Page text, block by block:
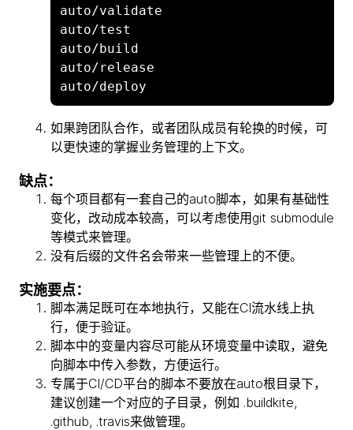
auto/validate
auto/test
auto/build
auto/release
如果跨团队合作，或者团队成员有轮换的时候，可
以更快速的掌握业务管理的上下文。
缺点：
每个项目都有一套自己的auto脚本，如果有基础性
变化，改动成本较高，可以考虑使用git submodule
等模式来管理。
没有后缀的文件名会带来一些管理上的不便。
实施要点：
脚本满足既可在本地执行，又能在CI流水线上执
行，便于验证。
脚本中的变量内容尽可能从环境变量中读取，避免
向脚本中传入参数，方便运行。
专属于CI/CD平台的脚本不要放在auto根目录下，
建议创建一个对应的子目录，例如 .buildkite,
.github, .travis来做管理。